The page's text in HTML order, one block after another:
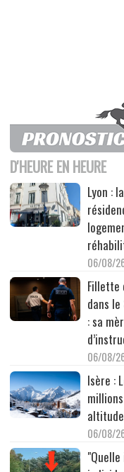
D'HEURE EN HEURE
Lyon :
06/08/
Fillette
dans
: sa
06/08/
Isère :
altitude
06/08/